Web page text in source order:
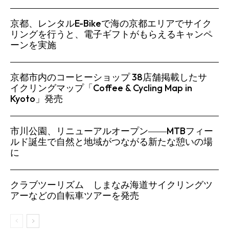
京都、レンタルE-Bikeで海の京都エリアでサイク
リングを行うと、電子ギフトがもらえるキャンペ
ーンを実施
京都市内のコーヒーショップ 38店舗掲載したサ
イクリングマップ「Coffee & Cycling Map in
Kyoto」発売
市川公園、リニューアルオープン――MTBフィー
ルド誕生で自然と地域がつながる新たな憩いの場
に
クラブツーリズム しまなみ海道サイクリングツ
アーなどの自転車ツアーを発売